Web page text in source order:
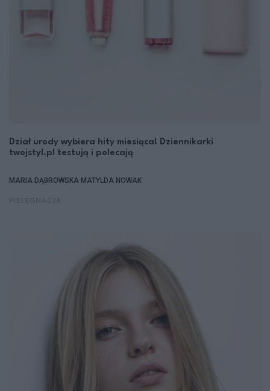
Dział urody wybiera hity miesiąca! Dziennikarki
twojstyl.pl testują i polecają
MARIA DĄBROWSKA MATYLDA NOWAK